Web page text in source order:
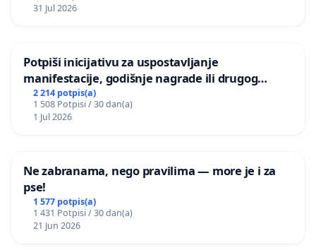
31 Jul 2026
Potpiši inicijativu za uspostavljanje
manifestacije, godišnje nagrade ili drugog
javnog događaja „Edin Avdić“ u Sarajevu
2 214 potpis(a)
1 508 Potpisi / 30 dan(a)
1 Jul 2026
Ne zabranama, nego pravilima — more je i za
pse!
1 577 potpis(a)
1 431 Potpisi / 30 dan(a)
21 Jun 2026